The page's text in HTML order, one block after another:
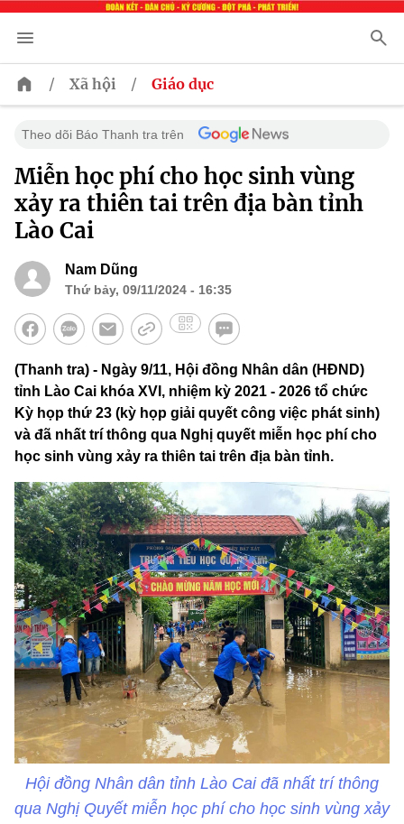
/ Xã hội / Giáo dục
Theo dõi Báo Thanh tra trên
Miễn học phí cho học sinh vùng
xảy ra thiên tai trên địa bàn tỉnh
Lào Cai
Nam Dũng
Thứ bảy, 09/11/2024 - 16:35
(Thanh tra) - Ngày 9/11, Hội đồng Nhân dân (HĐND)
tỉnh Lào Cai khóa XVI, nhiệm kỳ 2021 - 2026 tổ chức
Kỳ họp thứ 23 (kỳ họp giải quyết công việc phát sinh)
và đã nhất trí thông qua Nghị quyết miễn học phí cho
học sinh vùng xảy ra thiên tai trên địa bàn tỉnh.
Hội đồng Nhân dân tỉnh Lào Cai đã nhất trí thông
qua Nghị Quyết miễn học phí cho học sinh vùng xảy